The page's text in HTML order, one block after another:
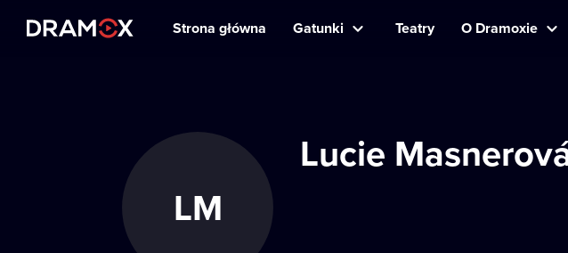
Strona główna Gatunki Teatry O Dramoxie
LM
Lucie